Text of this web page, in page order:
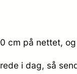
cm på nettet,
i dag, så